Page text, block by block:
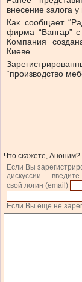
внесение залога
Как сообщает
фирма “Вангар”
Компания
Киеве.
“производство
Что скажете, Аноним?
Если Вы
дискуссии — введите
свой логин (email)
Если Вы еще не